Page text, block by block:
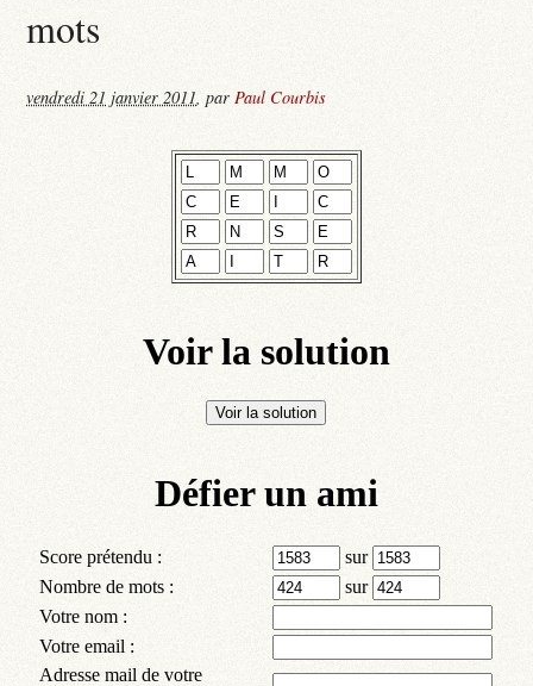
mots
vendredi 21 janvier 2011,parPaul Courbis